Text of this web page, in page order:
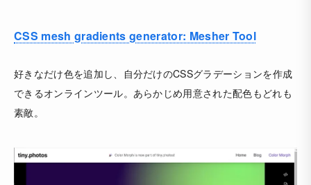
CSS mesh gradients generator: Mesher Tool
好きなだけ色を追加し、自分だけのCSSグラデーションを作成
できるオンラインツール。あらかじめ用意された配色もどれも
素敵。